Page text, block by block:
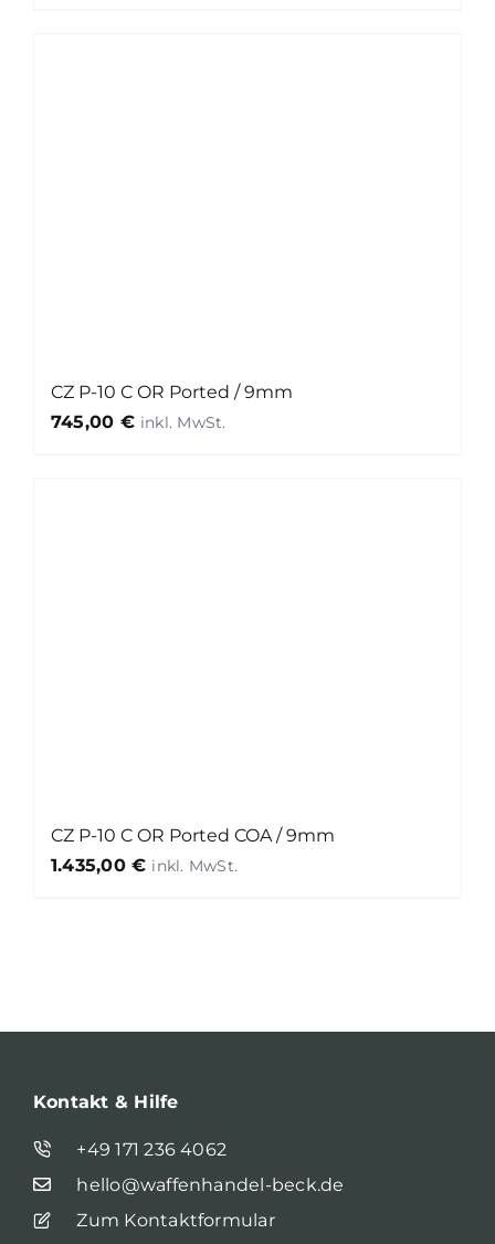
CZ P-10 C OR Ported / 9mm
745,00 €
CZ P-10 C OR Ported COA / 9mm
1.435,00€
Kontakt & Hilfe
+49 171 236 4062
hello@waffenhandel-beck.de
Zum Kontaktformular